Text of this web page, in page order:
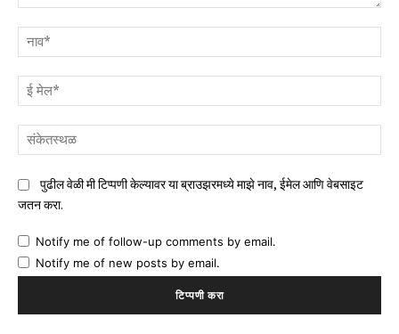
पुढील वेळी मी टिप्पणी केल्यावर या ब्राउझरमध्ये माझे नाव, ईमेल आणि वेबसाइट
जतन करा.
Notify me of follow-up comments by email.
Notify me of new posts by email.